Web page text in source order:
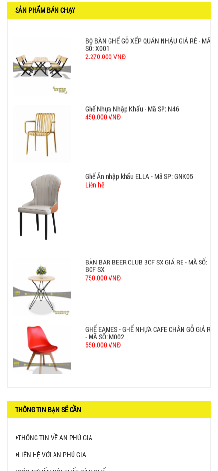
SẢN PHẨM BÁN CHẠY
BỘ BÀN GHẾ GỖ XẾP QUÁN NHẬU GIÁ RẺ - MÃ
SỐ: X001
2.270.000 VNĐ
Ghế Nhựa Nhập Khẩu - Mã SP: N46
450.000 VNĐ
Ghế Ăn nhập khẩu ELLA - Mã SP: GNK05
Liên hệ
BÀN BAR BEER CLUB BCF SX GIÁ RẺ - MÃ SỐ:
BCF SX
750.000 VNĐ
GHẾ EAMES - GHẾ NHỰA CAFE CHÂN GỖ GIÁ RẺ
- MÃ SỐ: M002
550.000 VNĐ
THÔNG TIN BẠN SẼ CẦN
THÔNG TIN VỀ AN PHÚ GIA
LIÊN HỆ VỚI AN PHÚ GIA